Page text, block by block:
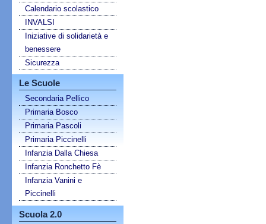
Calendario scolastico
INVALSI
Iniziative di solidarietà e
benessere
Sicurezza
Le Scuole
Secondaria Pellico
Primaria Bosco
Primaria Pascoli
Primaria Piccinelli
Infanzia Dalla Chiesa
Infanzia Ronchetto Fè
Infanzia Vanini e
Piccinelli
Scuola 2.0